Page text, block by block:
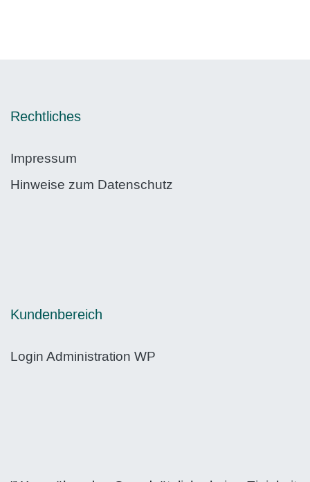
Rechtliches
Impressum
Hinweise zum Datenschutz
Kundenbereich
Login Administration WP